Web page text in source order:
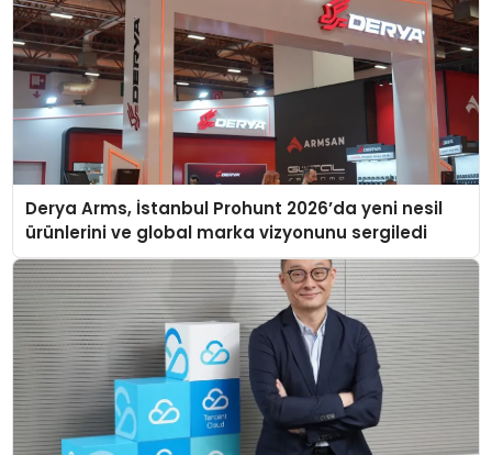
Derya Arms, İstanbul Prohunt 2026’da yeni nesil
ürünlerini ve global marka vizyonunu sergiledi